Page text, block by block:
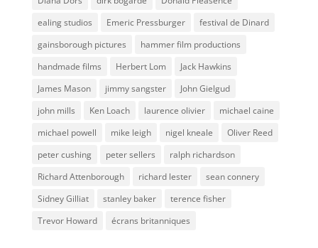
ealing studios
Emeric Pressburger
festival de Dinard
gainsborough pictures
hammer film productions
handmade films
Herbert Lom
Jack Hawkins
James Mason
jimmy sangster
John Gielgud
john mills
Ken Loach laurence olivier
michael caine
michael powell
mike leigh nigel kneale
Oliver Reed
peter cushing
peter sellers
ralph richardson
Richard Attenborough
richard lester
sean connery
Sidney Gilliat
stanley baker
terence fisher
Trevor Howard
écrans britanniques